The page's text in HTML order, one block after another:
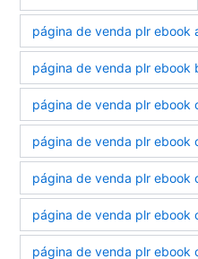
página de venda plr ebook
página de venda plr ebook
página de venda plr ebook
página de venda plr ebook
página de venda plr ebook
página de venda plr ebook
página de venda plr ebook